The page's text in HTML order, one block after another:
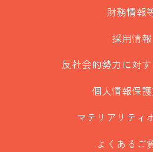
財務情報
採用情報
反社会的勢力に対
個人情報保
マテリアリティ
よくあるご